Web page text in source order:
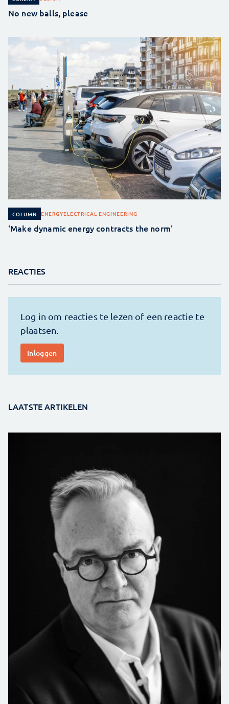
No new balls, please
COLUMN ENERGYELECTRICAL ENGINEERING
'Make dynamic energy contracts the norm'
REACTIES
LAATSTE ARTIKELEN